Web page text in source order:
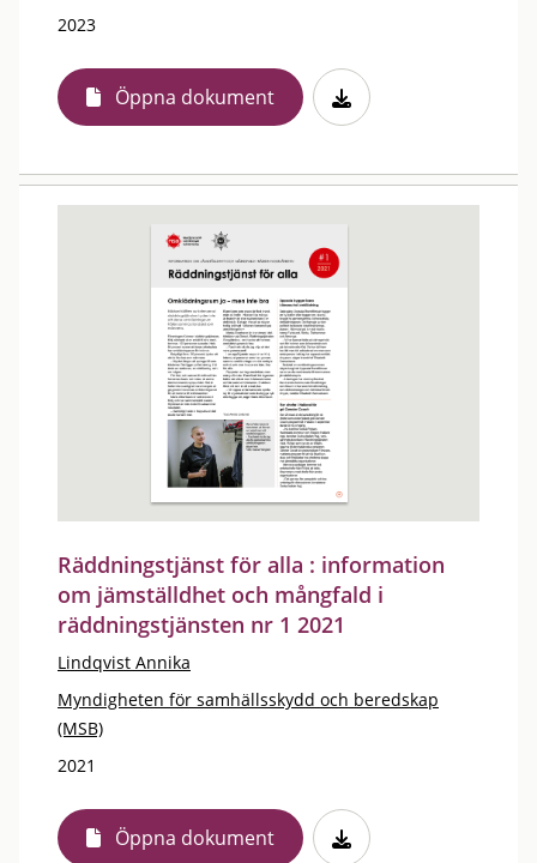
2023
Öppna dokument
Räddningstjänst för alla : information
om jämställdhet och mångfald i
räddningstjänsten nr 1 2021
Lindqvist Annika
Myndigheten för samhällsskydd och beredskap
(MSB)
2021
Öppna dokument